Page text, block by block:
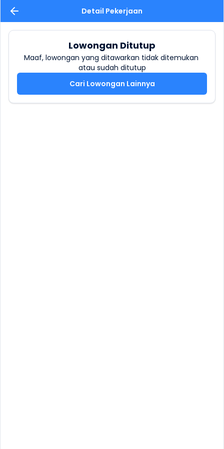
Detail Pekerjaan
Lowongan Ditutup
Maaf, lowongan yang ditawarkan tidak ditemukan
atau sudah ditutup
Cari Lowongan Lainnya